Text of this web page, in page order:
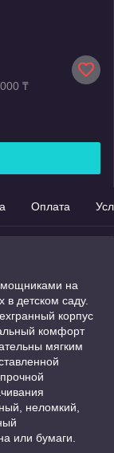
₸
Оплата
на
в детском саду.
корпус
комфорт
мягким
неломкий,
или бумаги.